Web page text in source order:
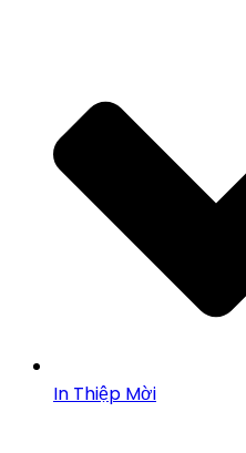
In Thiệp Mời